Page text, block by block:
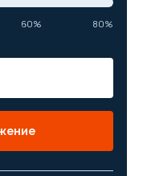
60% 80%